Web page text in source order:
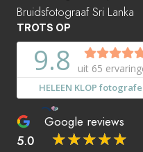
Bruidsfotograaf Sri Lanka
TROTS OP
Google reviews
5.0
☆☆☆☆☆